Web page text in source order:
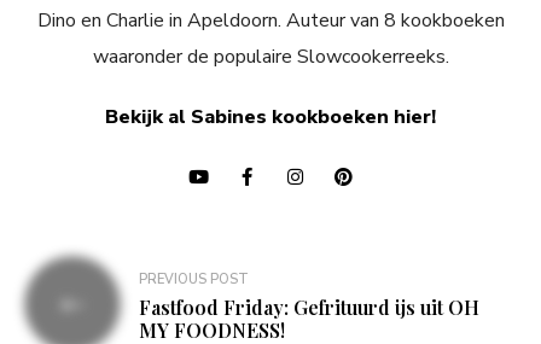
Dino en Charlie in Apeldoorn. Auteur van 8 kookboeken
waaronder de populaire Slowcookerreeks.
Bekijk al Sabines kookboeken hier!
Bericht
navigatie
PREVIOUS POST
Fastfood Friday: Gefrituurd ijs uit OH
MY FOODNESS!